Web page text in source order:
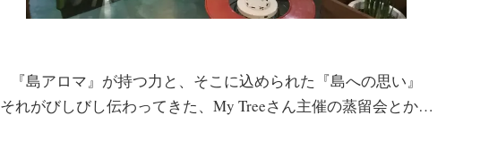
『島アロマ』が持つ力と、そこに込められた『島への思い』
それがびしびし伝わってきた、My Treeさん主催の蒸留会とか…